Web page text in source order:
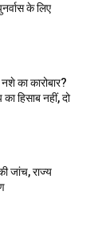
के लिए
का कारोबार?
हिसाब नहीं, दो
जांच, राज्य